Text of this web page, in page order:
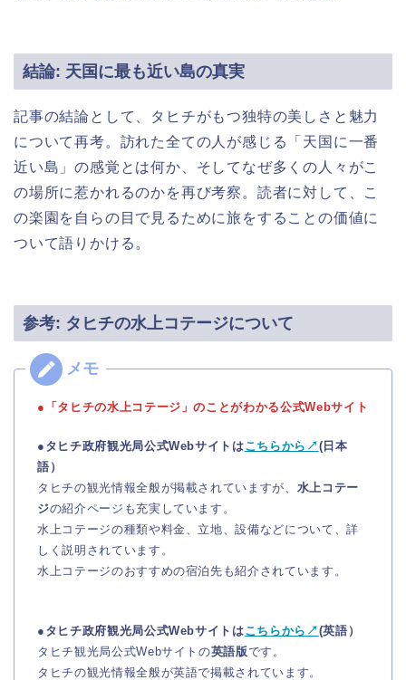
結論: 天国に最も近い島の真実
記事の結論として、タヒチがもつ独特の美しさと魅力
について再考。訪れた全ての人が感じる「天国に一番
近い島」の感覚とは何か、そしてなぜ多くの人々がこ
の場所に惹かれるのかを再び考察。読者に対して、こ
の楽園を自らの目で見るために旅をすることの価値に
ついて語りかける。
参考: タヒチの水上コテージについて
●「タヒチの水上コテージ」のことがわかる公式Webサイト
●タヒチ政府観光局公式Webサイトはこちらから↗(日本
語）
タヒチの観光情報全般が掲載されていますが、 水上コテー
ジの紹介ページも充実しています。
水上コテージの種類や料金、立地、設備などについて、詳
しく説明されています。
水上コテージのおすすめの宿泊先も紹介されています。
●タヒチ政府観光局公式Webサイトはこちらから↗(英語）
タヒチ観光局公式Webサイトの英語版です。
タヒチの観光情報全般が英語で掲載されています。